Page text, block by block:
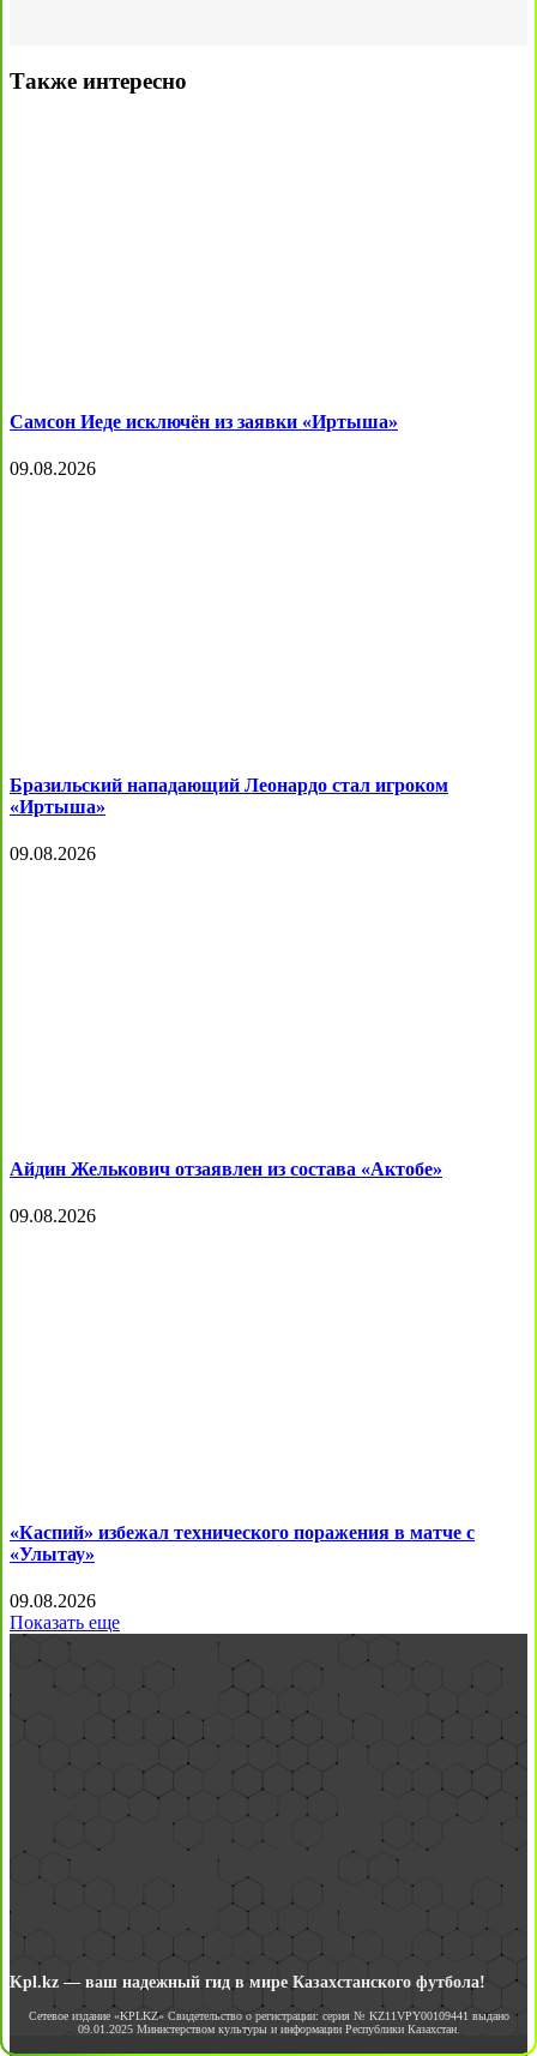
Также интересно
Самсон Иеде исключён из заявки «Иртыша»
09.08.2026
Бразильский нападающий Леонардо стал игроком
«Иртыша»
09.08.2026
Айдин Желькович отзаявлен из состава «Актобе»
09.08.2026
«Каспий» избежал технического поражения в матче с
«Улытау»
09.08.2026
Показать еще
Kpl.kz — ваш надежный гид в мире Казахстанского футбола!
Сетевое издание «KPLKZ» Свидетельство о регистрации: серия № KZ11VPY00109441 выдано
09.01.2025 Министерством культуры и информации Республики Казахстан.